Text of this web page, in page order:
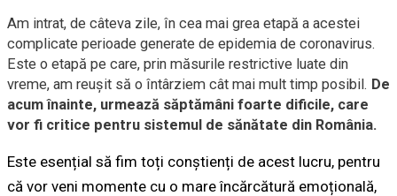
Am intrat, de câteva zile, în cea mai grea etapă a acestei
complicate perioade generate de epidemia de coronavirus.
Este o etapă pe care, prin măsurile restrictive luate din
vreme, am reușit să o întârziem cât mai mult timp posibil. De
acum înainte, urmează săptămâni foarte dificile, care
vor fi critice pentru sistemul de sănătate din România.
Este esențial să fim toți conștienți de acest lucru, pentru
că vor veni momente cu o mare încărcătură emoțională,